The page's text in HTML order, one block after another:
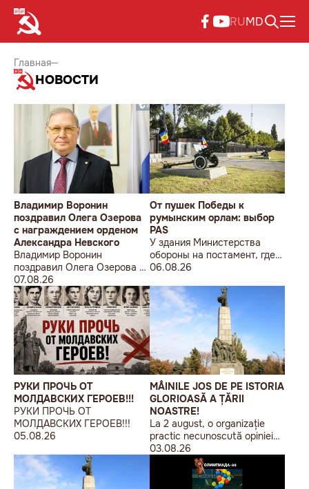
RUMD
Главная
НОВОСТИ
Владимир Воронин
поздравил Олега Озерова
с награждением орденом
Александра Невского
Владимир Воронин
поздравил Олега Озерова с
награждением орденом
Александра Невского
07.08.26
От пушек Победы к
румынским орлам: выбор
PAS
У здания Министерства
обороны на постамент, где
прежде стояла знаменитая
мужчина возложил букет
цветов.
06.08.26
РУКИ ПРОЧЬ ОТ
МОЛДАВСКИХ ГЕРОЕВ!!!
РУКИ ПРОЧЬ ОТ
МОЛДАВСКИХ ГЕРОЕВ!!!
05.08.26
MÂINILE JOS DE PE ISTORIA
GLORIOASĂ A ȚĂRII
NOASTRE!
La 2 august, o organizație
practic necunoscută opiniei
publice, autointitulată „Liga
Studenților Basarabeni”, a
organizat la Chișinău o
acțiune de protest modestă,
03.08.26